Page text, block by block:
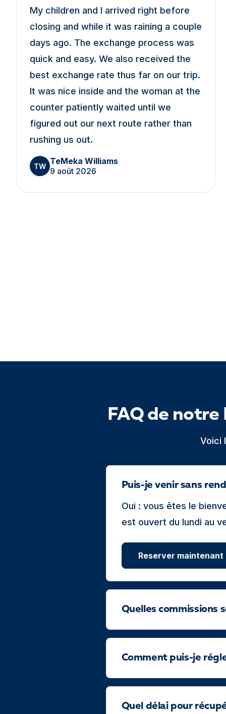
My children and I arrived right before
closing and while it was raining a couple
days ago. The exchange process was
quick and easy. We also received the
best exchange rate thus far on our trip.
It was nice inside and the woman at the
counter patiently waited until we
figured out our next route rather than
rushing us out.
TW TeMeka Williams
9 août 2026
FAQ de notre
Voici
Puis-je venir sans
Oui : vous êtes le
est ouvert du lundi au
Reserver maintenant
Quelles commissions
Comment puis-je
Quel délai pour